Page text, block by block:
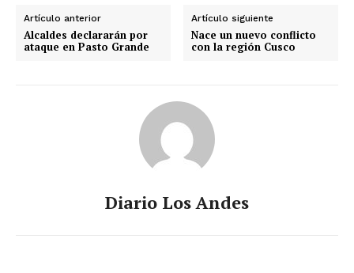
Artículo anterior
Alcaldes declararán por
ataque en Pasto Grande
Artículo siguiente
Nace un nuevo conflicto
con la región Cusco
Diario Los Andes